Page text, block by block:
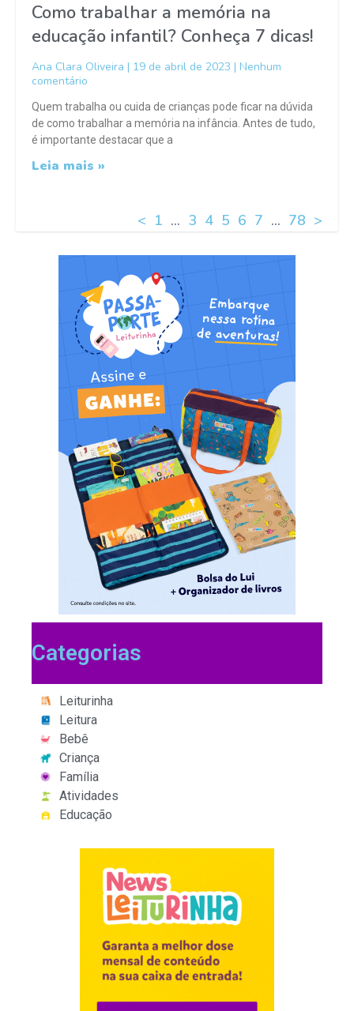
Como trabalhar a memória na
educação infantil? Conheça 7 dicas!
Ana Clara Oliveira 19 de abril de 2023
Nenhum
comentário
Quem trabalha ou cuida de crianças pode ficar na dúvida
de como trabalhar a memória na infância. Antes de tudo,
é importante destacar que a
Leia mais »
< 1 … 3 4 5 6 7 … 78 >
Categorias
Leiturinha
Leitura
Bebê
Criança
Família
Atividades
Educação